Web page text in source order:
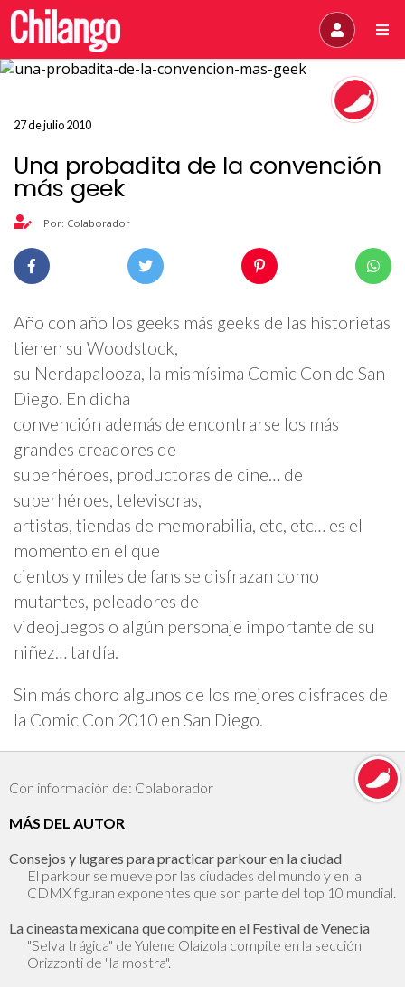
27 de julio 2010
Una probadita de la convención
más geek
Por: Colaborador
Año con año los geeks más geeks de las historietas
tienen su Woodstock,
su Nerdapalooza, la mismísima Comic Con de San
Diego. En dicha
convención además de encontrarse los más
grandes creadores de
superhéroes, productoras de cine… de
superhéroes, televisoras,
artistas, tiendas de memorabilia, etc, etc… es el
momento en el que
cientos y miles de fans se disfrazan como
mutantes, peleadores de
videojuegos o algún personaje importante de su
niñez… tardía.
Sin más choro algunos de los mejores disfraces de
la Comic Con 2010 en San Diego.
Con información de: Colaborador
MÁS DEL AUTOR
Consejos y lugares para practicar parkour en la ciudad
El parkour se mueve por las ciudades del mundo y en la
CDMX figuran exponentes que son parte del top 10 mundial.
La cineasta mexicana que compite en el Festival de Venecia
"Selva trágica" de Yulene Olaizola compite en la sección
Orizzonti de "la mostra".